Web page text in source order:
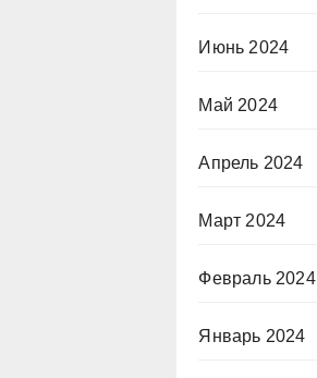
Июнь 2024
Май 2024
Апрель 2024
Март 2024
Февраль 2024
Январь 2024